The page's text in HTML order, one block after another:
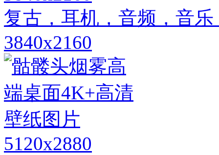
复古，耳机，音频，音
3840x2160
5120x2880